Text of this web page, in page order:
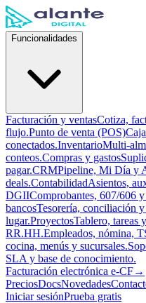
Funcionalidades
Facturación y ventasCotiza,
flujo.Punto de venta (POS)
conectados.InventarioMulti-
conteos.Compras y gastos
pagar.CRMPipeline, Mi Día y
deals.ContabilidadAsientos,
DGIIComprobantes, 607/606
bancosTesorería, conciliación
lugar.ProyectosTablero, tareas
RR.HH.Empleados, nómina,
cocina, menús y sucursales.
SLA y base de conocimiento.
Facturación electrónica e-CF→
PreciosDocsNovedades
Iniciar sesiónPrueba gratis